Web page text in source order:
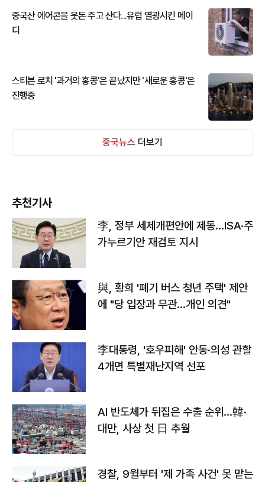
중국산 에어콘을 웃돈 주고 산다...유럽 열광시킨 메이
디
스티븐 로치 '과거의 홍콩'은 끝났지만 '새로운 홍콩'은
진행중
중국뉴스 더보기
추천기사
李, 정부 세제개편안에 제동…ISA·주
가누르기안 재검토 지시
與, 황희 '폐기 버스 청년 주택' 제안
에 "당 입장과 무관…개인 의견"
李대통령, '호우피해' 안동·의성 관할
4개면 특별재난지역 선포
AI 반도체가 뒤집은 수출 순위…韓·
대만, 사상 첫 日 추월
경찰, 9월부터 '제 가족 사건' 못 맡는